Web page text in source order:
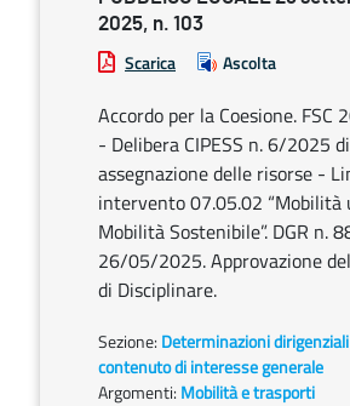
2025, n. 103
Scarica Ascolta
Accordo per la Coesione. FSC
- Delibera CIPESS n. 6/2025 di
assegnazione delle risorse -
intervento 07.05.02 “Mobilità
Mobilità Sostenibile”. DGR n.
26/05/2025. Approvazione
di Disciplinare.
Sezione: Determinazioni
contenuto di interesse generale
Argomenti: Mobilità e trasporti